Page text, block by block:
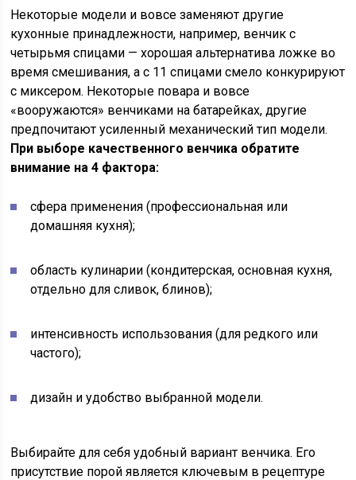
Некоторые модели и вовсе заменяют другие
кухонные принадлежности, например, венчик с
четырьмя спицами — хорошая альтернатива ложке во
время смешивания, а с 11 спицами смело конкурируют
с миксером. Некоторые повара и вовсе
«вооружаются» венчиками на батарейках, другие
предпочитают усиленный механический тип модели.
При выборе качественного венчика обратите
внимание на 4 фактора:
сфера применения (профессиональная или
домашняя кухня);
область кулинарии (кондитерская, основная кухня,
отдельно для сливок, блинов);
интенсивность использования (для редкого или
частого);
дизайн и удобство выбранной модели.
Выбирайте для себя удобный вариант венчика. Его
присутствие порой является ключевым в рецептуре